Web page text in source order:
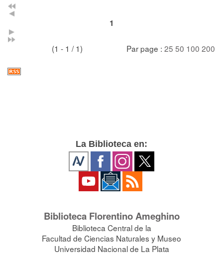
1
(1 - 1 / 1) Par page : 25 50 100 200
La Biblioteca en:
Biblioteca Florentino Ameghino
Biblioteca Central de la
Facultad de Ciencias Naturales y Museo
Universidad Nacional de La Plata